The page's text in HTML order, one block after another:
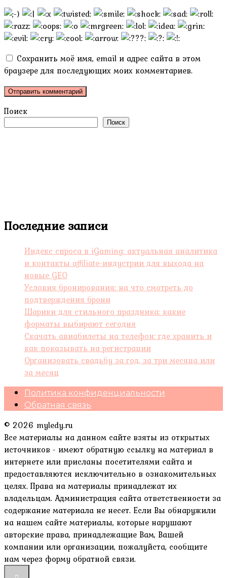
Сохранить моё имя, email и адрес сайта в этом
браузере для последующих моих комментариев.
Поиск
Поиск
Последние записи
Индекс спроса в iGaming: актуальная аналитика
и контакты affiliate-индустрии для выхода на
новые GEO
Условия бронирования: на что смотреть до
подтверждения брони
Шарики для стильного праздника: какие
форматы выбирают сегодня
Скачать авиабилеты на телефон: где хранить и
как показывать на регистрации
Организовать свадьбу за год, за три месяца или
за месяц
Политика конфиденциальности
Обратная связь
© 2026 myledy.ru
Все материалы на данном сайте взяты из открытых
источников - имеют обратную ссылку на материал в
интернете или присланы посетителями сайта и
предоставляются исключительно в ознакомительных
целях. Права на материалы принадлежат их
владельцам. Администрация сайта ответственности за
содержание материала не несет. Если Вы обнаружили
на нашем сайте материалы, которые нарушают
авторские права, принадлежащие Вам, Вашей
компании или организации, пожалуйста, сообщите
нам через форму обратной связи.